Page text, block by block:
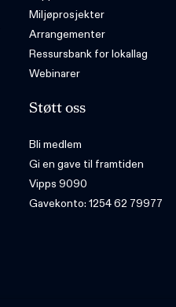
Miljøprosjekter
Arrangementer
Ressursbank for lokallag
Webinarer
Støtt oss
Bli medlem
Gi en gave til framtiden
Vipps 9090
Gavekonto: 1254 62 79977